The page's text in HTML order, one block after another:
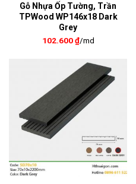
Gỗ Nhựa Ốp Tường, Trần
TPWood WP146x18 Dark
Grey
102.600₫/md